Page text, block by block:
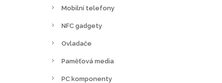
Mobilní telefony
NFC gadgety
Ovladače
Paměťová media
PC komponenty